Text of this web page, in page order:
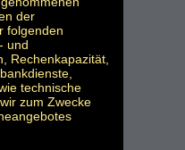
der
folgenden
und
Rechenkapazität,
technische
zum Zwecke